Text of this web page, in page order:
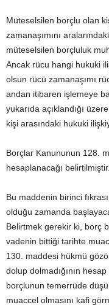
Müteselsilen borçlu olan
zamanaşımını
müteselsilen borçluluk
Ancak rücu hangi hukuki
olsun rücü zamanaşımı
andan itibaren işlemeye
yukarıda açıklandığı
kişi arasındaki hukuki
Borçlar Kanununun 128.
hesaplanacağı belirtilmiştir.
Bu maddenin birinci
olduğu zamanda
Belirtmek gerekir ki, borç
vadenin bittiği tarihte
130. maddesi hükmü
dolup dolmadığının
borçlunun temerrüde
muaccel olmasını kafi